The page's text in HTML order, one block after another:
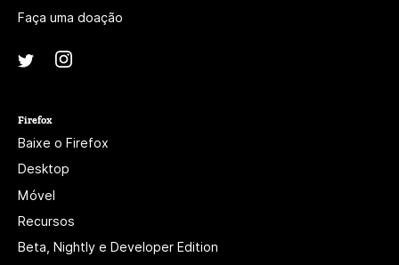
Faça uma doação
Twitter
Firefox
Baixe o Firefox
Desktop
Móvel
Recursos
Beta, Nightly e Developer Edition